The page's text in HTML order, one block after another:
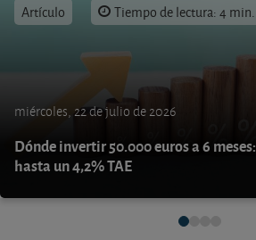
Artículo Tiempo de lectura: 4 min.
miércoles, 22 de julio de 2026
Dónde invertir 50.000 euros a 6 meses:
hasta un 4,2% TAE